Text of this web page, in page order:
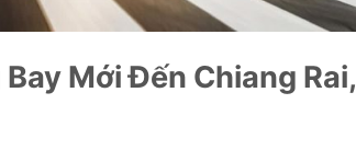
Mới Đến Chiang Rai,